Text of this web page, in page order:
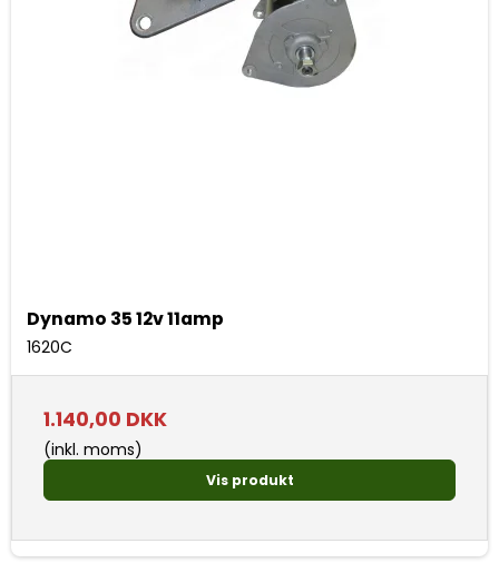
Dynamo 35 12v 11amp
1620C
1.140,00 DKK
(inkl. moms)
Vis produkt